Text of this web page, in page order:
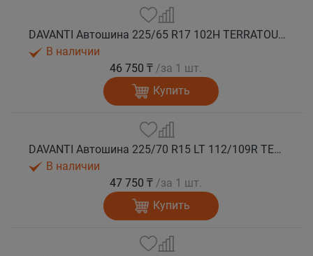
DAVANTI Автошина 225/65 R17 102H TERRATOURA A/T RWL RPR M+S
В наличии
46 750 ₸ /за 1 шт.
Купить
DAVANTI Автошина 225/70 R15 LT 112/109R TERRATOURA A/T RWL 10PR RPR M+S
В наличии
47 750 ₸ /за 1 шт.
Купить